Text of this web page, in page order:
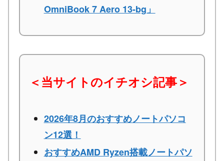
OmniBook 7 Aero 13-bg」
＜当サイトのイチオシ記事＞
2026年8月のおすすめノートパソコ
ン12選！
おすすめAMD Ryzen搭載ノートパソ